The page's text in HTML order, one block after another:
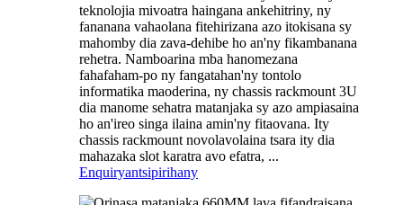
teknolojia mivoatra haingana ankehitriny, ny
fananana vahaolana fitehirizana azo itokisana sy
mahomby dia zava-dehibe ho an'ny fikambanana
rehetra. Namboarina mba hanomezana
fahafaham-po ny fangatahan'ny tontolo
informatika maoderina, ny chassis rackmount 3U
dia manome sehatra matanjaka sy azo ampiasaina
ho an'ireo singa ilaina amin'ny fitaovana. Ity
chassis rackmount novolavolaina tsara ity dia
mahazaka slot karatra avo efatra, ...
Enquiryantsipirihany